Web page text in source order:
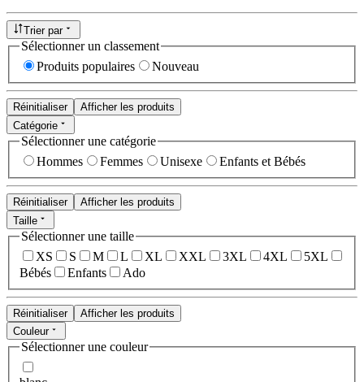
Trier par
Sélectionner un classement
Produits populaires
Nouveau
Réinitialiser
Afficher les produits
Catégorie
Sélectionner une catégorie
Hommes
Femmes Unisexe Enfants et Bébés
Réinitialiser
Afficher les produits
Taille
Sélectionner une taille
XS
S M L XL XXL 3XL 4XL
5XL
Bébés
Enfants Ado
Réinitialiser
Afficher les produits
Couleur
Sélectionner une couleur